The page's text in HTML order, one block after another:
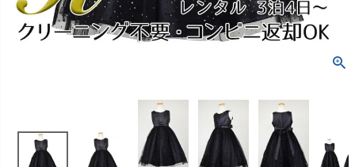
ジュエリー 音楽雑貨
品質・返品・お手入れ
08 送料・お支払い